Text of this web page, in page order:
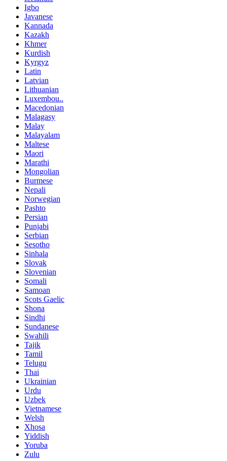
Igbo
Javanese
Kannada
Kazakh
Khmer
Kurdish
Kyrgyz
Latin
Latvian
Lithuanian
Luxembou..
Macedonian
Malagasy
Malay
Malayalam
Maltese
Maori
Marathi
Mongolian
Burmese
Nepali
Norwegian
Pashto
Persian
Punjabi
Serbian
Sesotho
Sinhala
Slovak
Slovenian
Somali
Samoan
Scots Gaelic
Shona
Sindhi
Sundanese
Swahili
Tajik
Tamil
Telugu
Thai
Ukrainian
Urdu
Uzbek
Vietnamese
Welsh
Xhosa
Yiddish
Yoruba
Zulu